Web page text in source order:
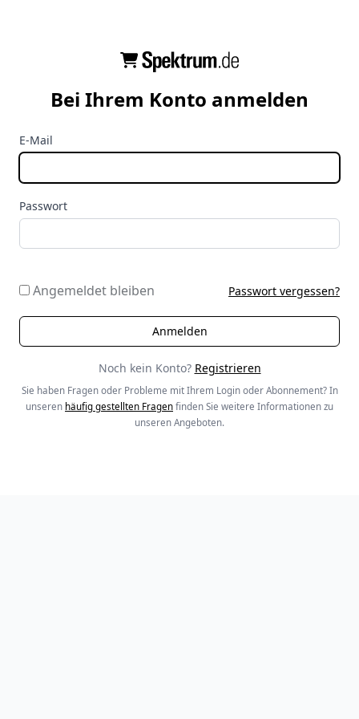
Bei Ihrem Konto anmelden
E-Mail
Passwort
Angemeldet bleiben Passwort vergessen?
Noch kein Konto? Registrieren
Sie haben Fragen oder Probleme mit Ihrem Login oder Abonnement? In
unseren häufig gestellten Fragen finden Sie weitere Informationen zu
unseren Angeboten.